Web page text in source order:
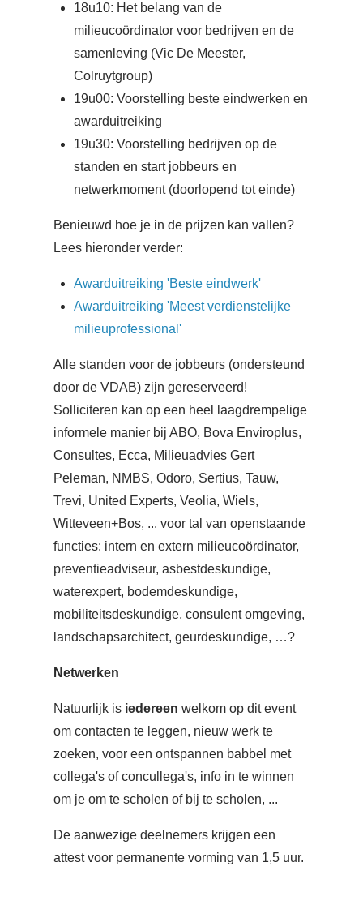
18u10: Het belang van de
milieucoördinator voor bedrijven en de
samenleving (Vic De Meester,
Colruytgroup)
19u00: Voorstelling beste eindwerken en
awarduitreiking
19u30: Voorstelling bedrijven op de
standen en start jobbeurs en
netwerkmoment (doorlopend tot einde)
Benieuwd hoe je in de prijzen kan vallen?
Lees hieronder verder:
Awarduitreiking 'Beste eindwerk'
Awarduitreiking 'Meest verdienstelijke
milieuprofessional'
Alle standen voor de jobbeurs (ondersteund
door de VDAB) zijn gereserveerd!
Solliciteren kan op een heel laagdrempelige
informele manier bij ABO, Bova Enviroplus,
Consultes, Ecca, Milieuadvies Gert
Peleman, NMBS, Odoro, Sertius, Tauw,
Trevi, United Experts, Veolia, Wiels,
Witteveen+Bos, ... voor tal van openstaande
functies: intern en extern milieucoördinator,
preventieadviseur, asbestdeskundige,
waterexpert, bodemdeskundige,
mobiliteitsdeskundige, consulent omgeving,
landschapsarchitect, geurdeskundige, …?
Netwerken
Natuurlijk is iedereen welkom op dit event
om contacten te leggen, nieuw werk te
zoeken, voor een ontspannen babbel met
collega's of concullega's, info in te winnen
om je om te scholen of bij te scholen, ...
De aanwezige deelnemers krijgen een
attest voor permanente vorming van 1,5 uur.